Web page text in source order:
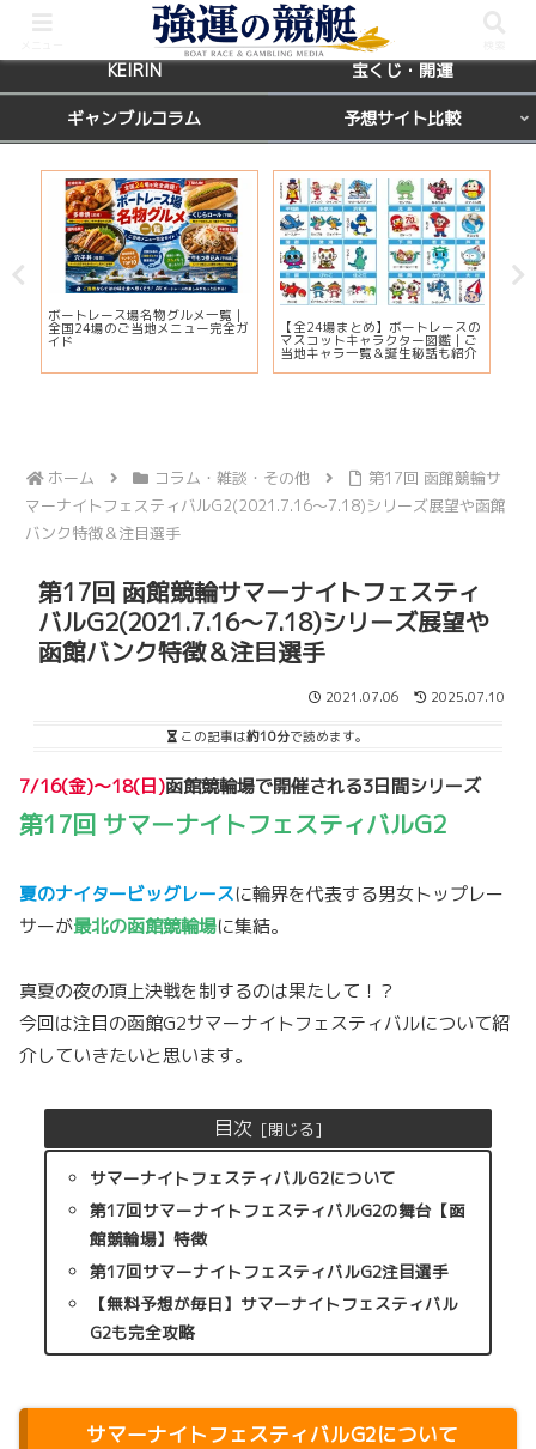
BOATRACE レース場ガイド
KEIRIN 宝くじ・開運
ギャンブルコラム 予想サイト比較
ボートレース場名物グルメ一覧｜
全国24場のご当地メニュー完全ガ
イド
【全24場まとめ】ボートレースの
マスコットキャラクター図鑑｜ご
当地キャラ一覧＆誕生秘話も紹介
ホーム コラム・雑談・その他
第17回 函館競輪サ
マーナイトフェスティバルG2(2021.7.16～7.18)シリーズ展望や函館
バンク特徴＆注目選手
第17回 函館競輪サマーナイトフェスティ
バルG2(2021.7.16～7.18)シリーズ展望や
函館バンク特徴＆注目選手
2021.07.06 2025.07.10
この記事は約10分で読めます。
7/16(金)～18(日)函館競輪場で開催される3日間シリーズ
第17回 サマーナイトフェスティバルG2
夏のナイタービッグレースに輪界を代表する男女トップレー
サーが最北の函館競輪場に集結。
真夏の夜の頂上決戦を制するのは果たして！？
今回は注目の函館G2サマーナイトフェスティバルについて紹
介していきたいと思います。
目次
サマーナイトフェスティバルG2について
第17回サマーナイトフェスティバルG2の舞台【函
館競輪場】特徴
第17回サマーナイトフェスティバルG2注目選手
【無料予想が毎日】サマーナイトフェスティバル
G2も完全攻略
サマーナイトフェスティバルG2について